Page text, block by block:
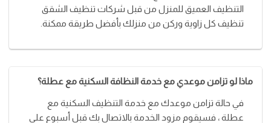
التنظيف العميق للمنزل من قبل شركات تنظيف الشقق
تنظيف كل زاوية وركن من منزلك بأفضل طريقة ممكنة.
ماذا لو تزامن موعدي مع خدمة النظافة السكنية مع عطلة؟
في حالة تزامن موعدك مع خدمة التنظيف السكنية مع
عطلة ، فسيقوم مزود الخدمة بالاتصال بك قبل أسبوع على